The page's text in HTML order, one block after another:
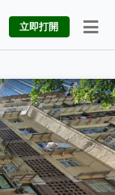
立即打開